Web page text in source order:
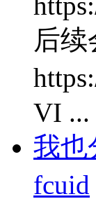
后
VI ...
我也
fcuid